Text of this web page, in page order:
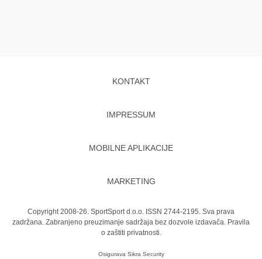
KONTAKT
IMPRESSUM
MOBILNE APLIKACIJE
MARKETING
Copyright 2008-26. SportSport d.o.o. ISSN 2744-2195. Sva prava
zadržana. Zabranjeno preuzimanje sadržaja bez dozvole izdavača. Pravila
o zaštiti privatnosti.
Osigurava Sikra Security